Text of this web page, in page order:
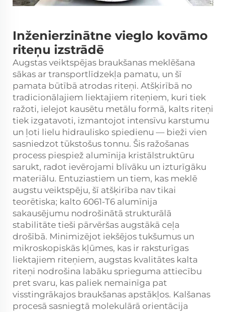
Inženierzinātne vieglo kovāmo
riteņu izstrādē
Augstas veiktspējas braukšanas meklēšana
sākas ar transportlīdzekļa pamatu, un šī
pamata būtībā atrodas riteņi. Atšķirībā no
tradicionālajiem liektajiem riteņiem, kuri tiek
ražoti, ielejot kausētu metālu formā, kalts riteņi
tiek izgatavoti, izmantojot intensīvu karstumu
un ļoti lielu hidraulisko spiedienu — bieži vien
sasniedzot tūkstošus tonnu. Šis ražošanas
process piespiež alumīnija kristālstruktūru
sarukt, radot ievērojami blīvāku un izturīgāku
materiālu. Entuziastiem un tiem, kas meklē
augstu veiktspēju, šī atšķirība nav tikai
teorētiska; kalto 6061-T6 alumīnija
sakausējumu nodrošinātā strukturālā
stabilitāte tieši pārvēršas augstākā ceļa
drošībā. Minimizējot iekšējos tukšumus un
mikroskopiskās kļūmes, kas ir raksturīgas
liektajiem riteņiem, augstas kvalitātes kalta
riteņi nodrošina labāku sprieguma attiecību
pret svaru, kas paliek nemainīga pat
visstingrākajos braukšanas apstākļos. Kalšanas
procesā sasniegtā molekulārā orientācija